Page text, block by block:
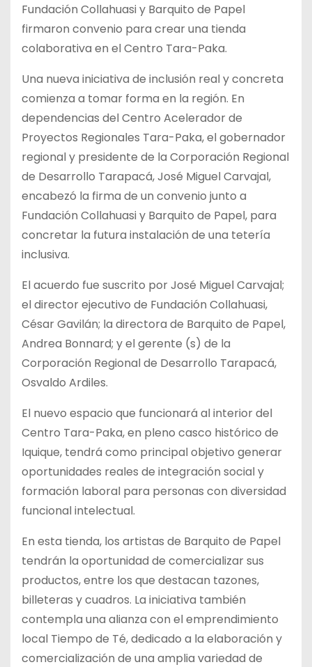
Fundación Collahuasi y Barquito de Papel
firmaron convenio para crear una tienda
colaborativa en el Centro Tara-Paka.
Una nueva iniciativa de inclusión real y concreta
comienza a tomar forma en la región. En
dependencias del Centro Acelerador de
Proyectos Regionales Tara-Paka, el gobernador
regional y presidente de la Corporación Regional
de Desarrollo Tarapacá, José Miguel Carvajal,
encabezó la firma de un convenio junto a
Fundación Collahuasi y Barquito de Papel, para
concretar la futura instalación de una tetería
inclusiva.
El acuerdo fue suscrito por José Miguel Carvajal;
el director ejecutivo de Fundación Collahuasi,
César Gavilán; la directora de Barquito de Papel,
Andrea Bonnard; y el gerente (s) de la
Corporación Regional de Desarrollo Tarapacá,
Osvaldo Ardiles.
El nuevo espacio que funcionará al interior del
Centro Tara-Paka, en pleno casco histórico de
Iquique, tendrá como principal objetivo generar
oportunidades reales de integración social y
formación laboral para personas con diversidad
funcional intelectual.
En esta tienda, los artistas de Barquito de Papel
tendrán la oportunidad de comercializar sus
productos, entre los que destacan tazones,
billeteras y cuadros. La iniciativa también
contempla una alianza con el emprendimiento
local Tiempo de Té, dedicado a la elaboración y
comercialización de una amplia variedad de